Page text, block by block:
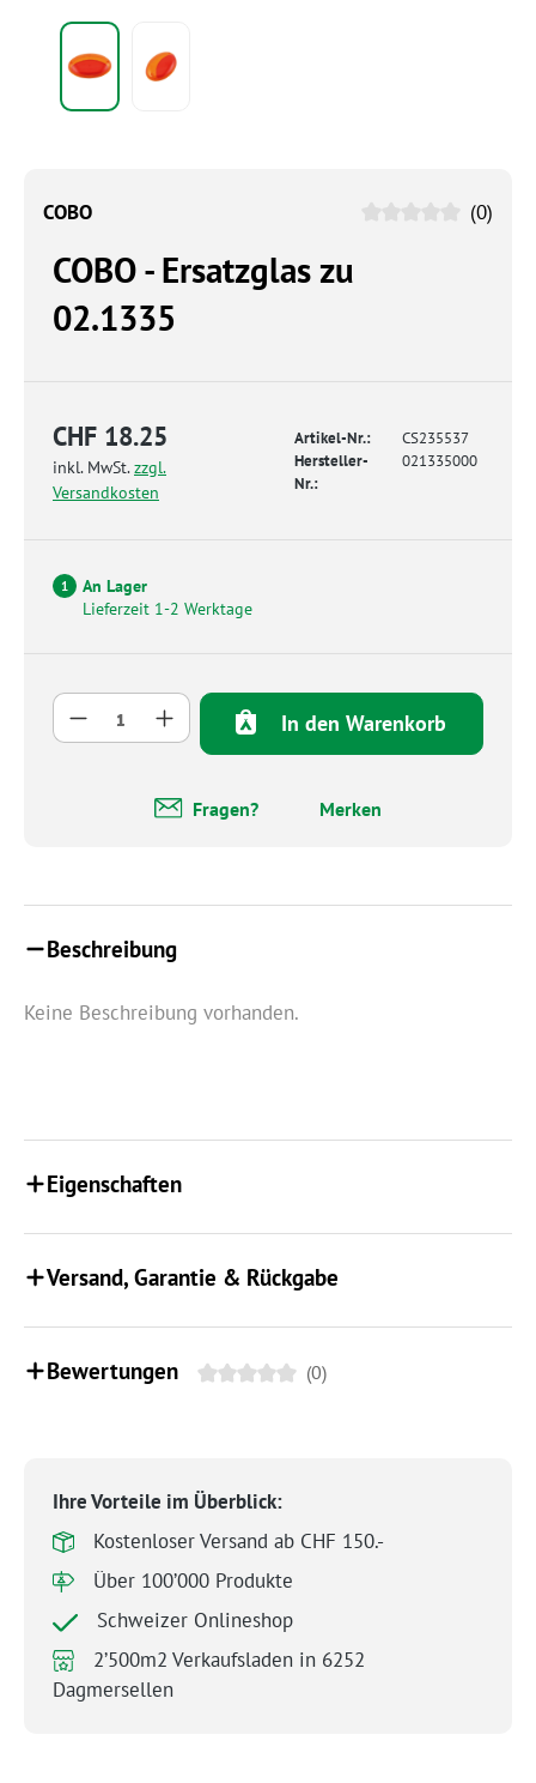
COBO (0)
COBO - Ersatzglas zu
02.1335
CHF 18.25
inkl. MwSt.zzgl.
Versandkosten
Artikel-Nr.:
CS235537
Hersteller-
Nr.:
021335000
1
An Lager
Lieferzeit 1-2 Werktage
Produkt Anzahl: Gib den gewünschten
In den Warenkorb
Fragen? Merken
Beschreibung
Keine Beschreibung vorhanden.
Eigenschaften
Versand, Garantie & Rückgabe
Bewertungen (0)
Ihre Vorteile im Überblick:
Kostenloser Versand ab CHF 150.-
Über 100’000 Produkte
Schweizer Onlineshop
2’500m2 Verkaufsladen in 6252
Dagmersellen